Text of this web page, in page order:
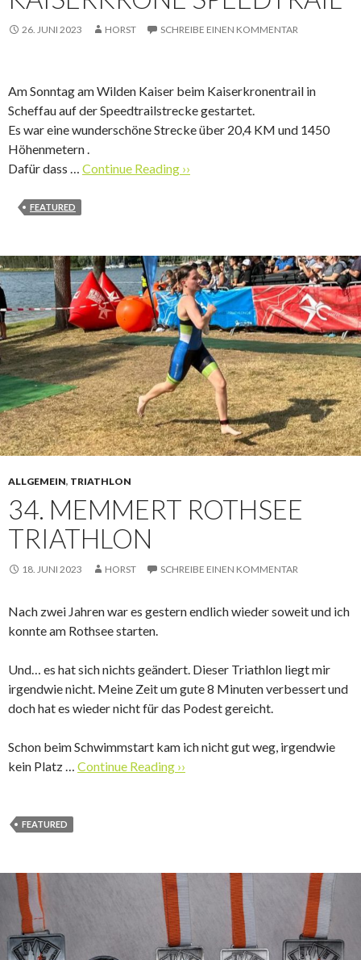
26. JUNI 2023 HORST SCHREIBE EINEN KOMMENTAR
Am Sonntag am Wilden Kaiser beim Kaiserkronentrail in
Scheffau auf der Speedtrailstrecke gestartet.
Es war eine wunderschöne Strecke über 20,4 KM und 1450
Höhenmetern .
Dafür dass … Continue Reading ››
FEATURED
ALLGEMEIN, TRIATHLON
34. MEMMERT ROTHSEE
TRIATHLON
18. JUNI 2023 HORST SCHREIBE EINEN KOMMENTAR
Nach zwei Jahren war es gestern endlich wieder soweit und ich
konnte am Rothsee starten.
Und… es hat sich nichts geändert. Dieser Triathlon liegt mir
irgendwie nicht. Meine Zeit um gute 8 Minuten verbessert und
doch hat es wieder nicht für das Podest gereicht.
Schon beim Schwimmstart kam ich nicht gut weg, irgendwie
kein Platz … Continue Reading ››
FEATURED